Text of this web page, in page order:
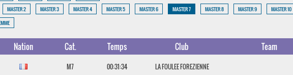
MASTER 2 MASTER 3 MASTER 4 MASTER 5 MASTER 6 MASTER 7 MASTER 8 MASTER 9 MASTER 10
Nation Cat. Temps Club Team
M7 00:31:34
LA FOULEE FOREZIENNE